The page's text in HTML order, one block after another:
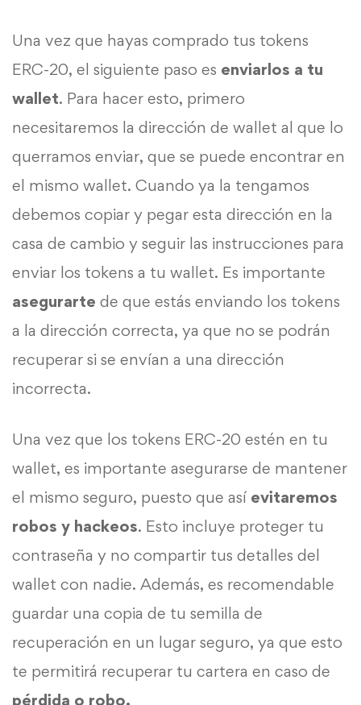
Una vez que hayas comprado tus tokens
ERC-20, el siguiente paso es enviarlos a tu
wallet. Para hacer esto, primero
necesitaremos la dirección de wallet al que lo
querramos enviar, que se puede encontrar en
el mismo wallet. Cuando ya la tengamos
debemos copiar y pegar esta dirección en la
casa de cambio y seguir las instrucciones para
enviar los tokens a tu wallet. Es importante
asegurarte de que estás enviando los tokens
a la dirección correcta, ya que no se podrán
recuperar si se envían a una dirección
incorrecta.
Una vez que los tokens ERC-20 estén en tu
wallet, es importante asegurarse de mantener
el mismo seguro, puesto que así evitaremos
robos y hackeos. Esto incluye proteger tu
contraseña y no compartir tus detalles del
wallet con nadie. Además, es recomendable
guardar una copia de tu semilla de
recuperación en un lugar seguro, ya que esto
te permitirá recuperar tu cartera en caso de
pérdida o robo.